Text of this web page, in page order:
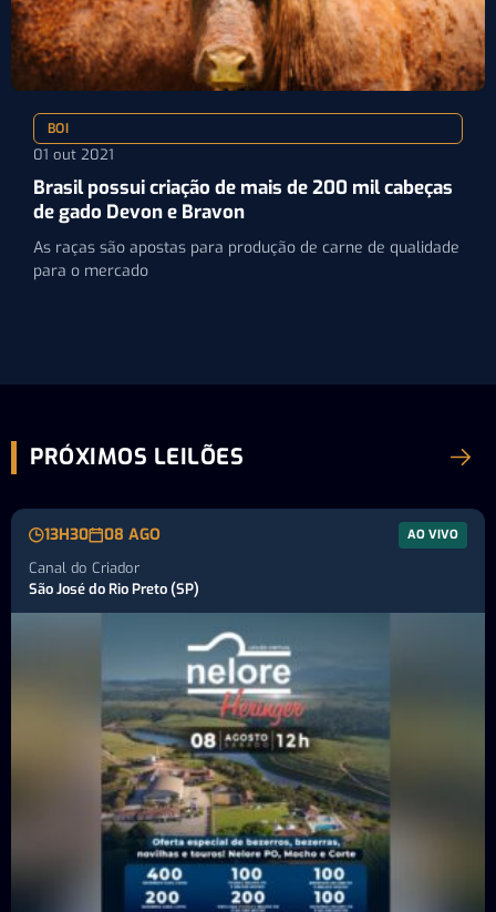
BOI
01 out 2021
Brasil possui criação de mais de 200 mil cabeças
de gado Devon e Bravon
As raças são apostas para produção de carne de qualidade
para o mercado
PRÓXIMOS LEILÕES
13H30 08 AGO AO VIVO
Canal do Criador
São José do Rio Preto (SP)